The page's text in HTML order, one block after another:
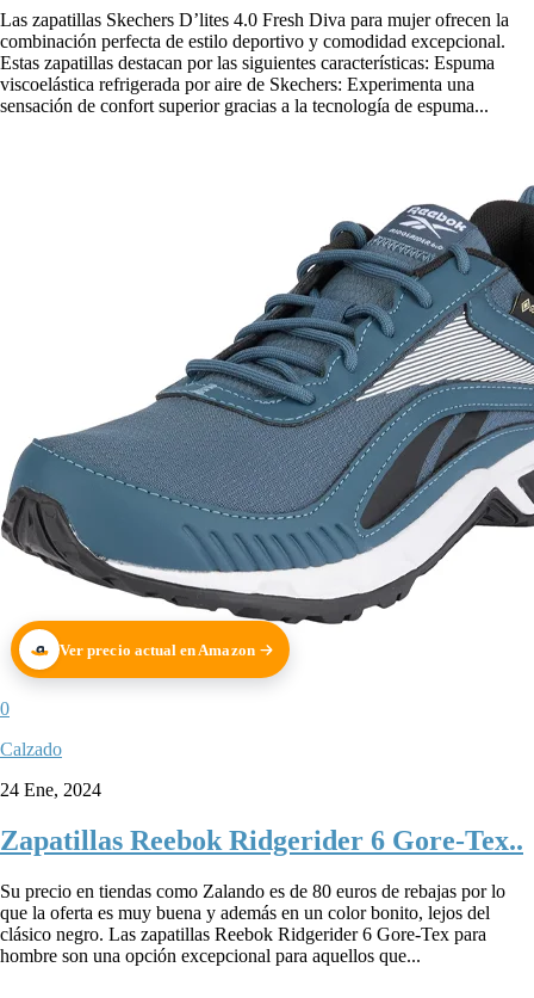
Las zapatillas Skechers D’lites 4.0 Fresh Diva para mujer ofrecen la
combinación perfecta de estilo deportivo y comodidad excepcional.
Estas zapatillas destacan por las siguientes características: Espuma
viscoelástica refrigerada por aire de Skechers: Experimenta una
sensación de confort superior gracias a la tecnología de espuma...
Ver precio actual en Amazon
0
Calzado
24 Ene, 2024
Zapatillas Reebok Ridgerider 6 Gore-Tex..
Su precio en tiendas como Zalando es de 80 euros de rebajas por lo
que la oferta es muy buena y además en un color bonito, lejos del
clásico negro. Las zapatillas Reebok Ridgerider 6 Gore-Tex para
hombre son una opción excepcional para aquellos que...